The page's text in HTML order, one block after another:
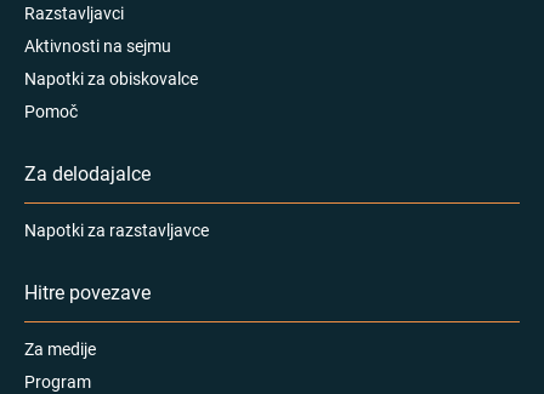
Razstavljavci
Aktivnosti na sejmu
Napotki za obiskovalce
Pomoč
Za delodajalce
Napotki za razstavljavce
Hitre povezave
Za medije
Program